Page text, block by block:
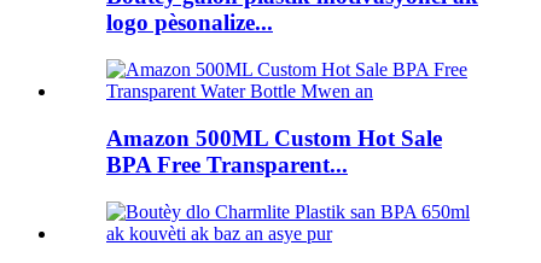
logo pèsonalize...
Amazon 500ML Custom Hot Sale
BPA Free Transparent...